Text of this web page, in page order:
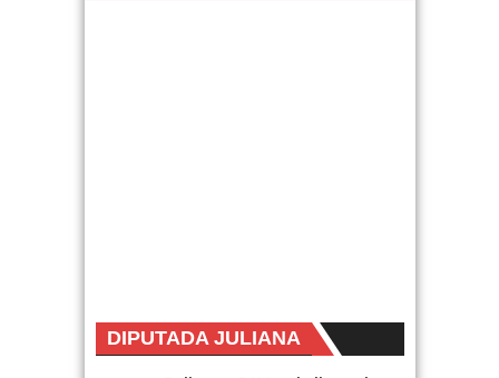
DIPUTADA JULIANA